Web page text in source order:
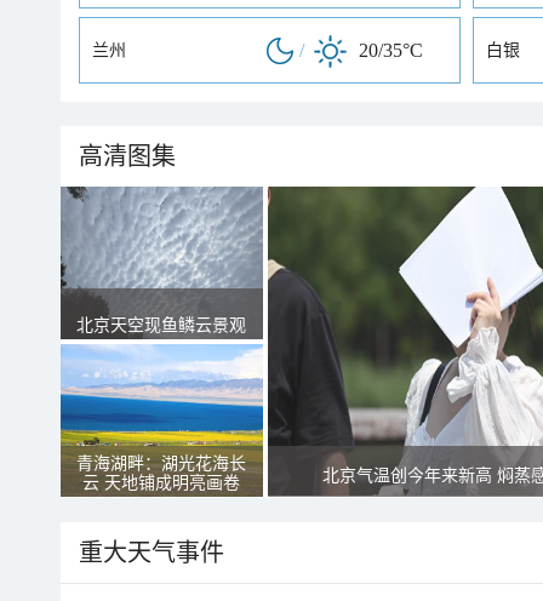
兰州 / 20/35°C 白银
高清图集
北京天空现鱼鳞云景观
青海湖畔：湖光花海长
云 天地铺成明亮画卷
北京气温创今年来新高 焖蒸
重大天气事件